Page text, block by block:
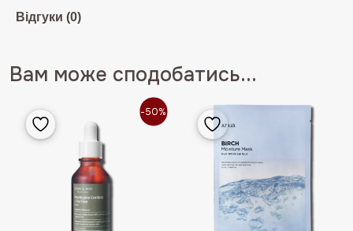
Відгуки (0)
Вам може сподобатись...
-50%